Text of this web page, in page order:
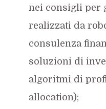
nei consigli per
realizzati da
consulenza
soluzioni di
algoritmi di
allocation);